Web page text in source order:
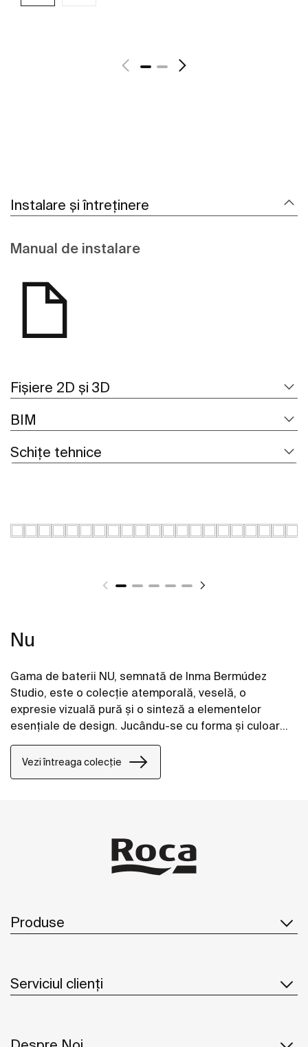
Instalare și întreținere
Manual de instalare
Fișiere 2D și 3D
BIM
Schițe tehnice
Nu
Gama de baterii NU, semnată de Inma Bermúdez
Studio, este o colecție atemporală, veselă, o
expresie vizuală pură și o sinteză a elementelor
esențiale de design. Jucându-se cu forma și culoarea
în moduri noi și inventive, colecția permite o
personalizare completă a spațiului de baie.
Vezi întreaga colecție
Produse
Serviciul clienți